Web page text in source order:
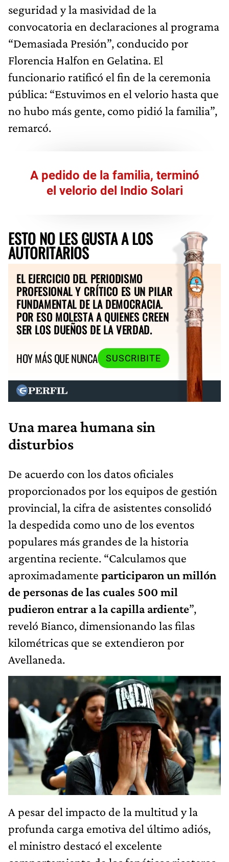
seguridad y la masividad de la
convocatoria en declaraciones al programa
“Demasiada Presión”, conducido por
Florencia Halfon en Gelatina. El
funcionario ratificó el fin de la ceremonia
pública: “Estuvimos en el velorio hasta que
no hubo más gente, como pidió la familia”,
remarcó.
A pedido de la familia, terminó
el velorio del Indio Solari
ESTO NO LES GUSTA A LOS
AUTORITARIOS
EL EJERCICIO DEL PERIODISMO
PROFESIONAL Y CRÍTICO ES UN PILAR
FUNDAMENTAL DE LA DEMOCRACIA.
POR ESO MOLESTA A QUIENES CREEN
SER LOS DUEÑOS DE LA VERDAD.
HOY MÁS QUE NUNCA
SUSCRIBITE
Una marea humana sin
disturbios
De acuerdo con los datos oficiales
proporcionados por los equipos de gestión
provincial, la cifra de asistentes consolidó
la despedida como uno de los eventos
populares más grandes de la historia
argentina reciente. “Calculamos que
aproximadamente participaron un millón
de personas de las cuales 500 mil
pudieron entrar a la capilla ardiente”,
reveló Bianco, dimensionando las filas
kilométricas que se extendieron por
Avellaneda.
A pesar del impacto de la multitud y la
profunda carga emotiva del último adiós,
el ministro destacó el excelente